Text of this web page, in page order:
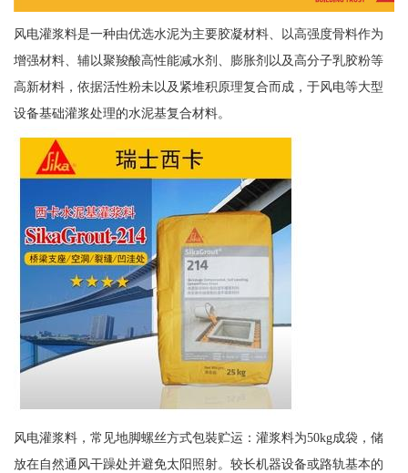
风电灌浆料是一种由优选水泥为主要胶凝材料、以高强度骨料作为
增强材料、辅以聚羧酸高性能减水剂、膨胀剂以及高分子乳胶粉等
高新材料，依据活性粉未以及紧堆积原理复合而成，于风电等大型
设备基础灌浆处理的水泥基复合材料。
风电灌浆料，常见地脚螺丝方式包裝贮运：灌浆料为50kg成袋，储
放在自然通风干躁处并避免太阳照射。较长机器设备或路轨基本的